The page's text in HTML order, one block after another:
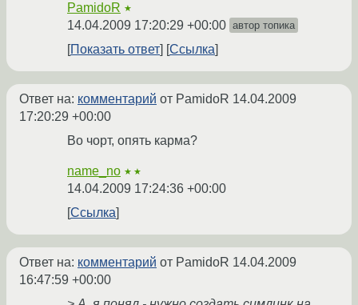
PamidoR ★
14.04.2009 17:20:29 +00:00 автор топика
Показать ответ Ссылка
Ответ на: комментарий от PamidoR 14.04.2009
17:20:29 +00:00
Во чорт, опять карма?
name_no ★★
14.04.2009 17:24:36 +00:00
Ссылка
Ответ на: комментарий от PamidoR 14.04.2009
16:47:59 +00:00